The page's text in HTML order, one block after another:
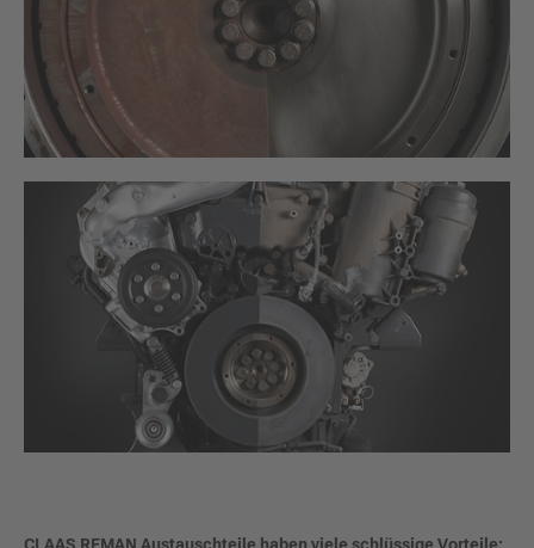
CLAAS REMAN Austauschteile haben viele schlüssige Vorteile: